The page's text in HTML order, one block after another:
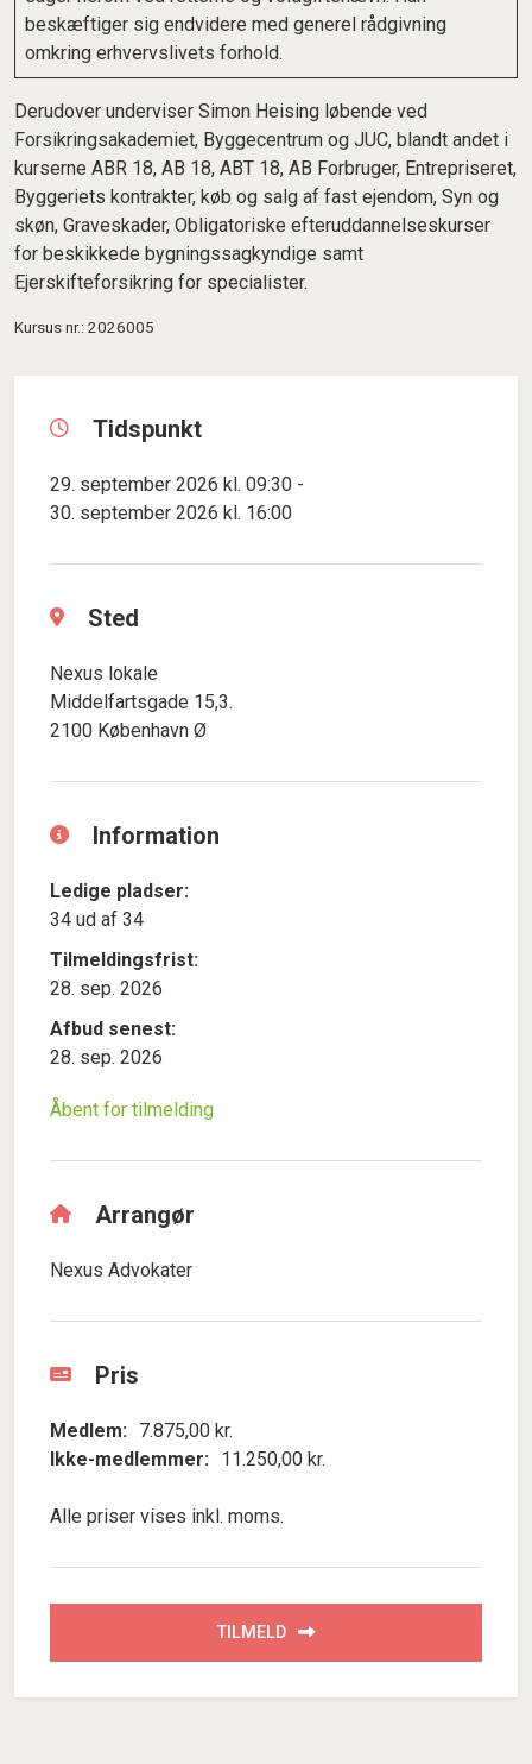
beskæftiger sig endvidere med generel rådgivning
omkring erhvervslivets forhold.
Derudover underviser Simon Heising løbende ved
Forsikringsakademiet, Byggecentrum og JUC, blandt andet i
kurserne ABR 18, AB 18, ABT 18, AB Forbruger, Entrepriseret,
Byggeriets kontrakter, køb og salg af fast ejendom, Syn og
skøn, Graveskader, Obligatoriske efteruddannelseskurser
for beskikkede bygningssagkyndige samt
Ejerskifteforsikring for specialister.
Kursus nr.: 2026005
Tidspunkt
29. september 2026 kl. 09:30 -
30. september 2026 kl. 16:00
Sted
Nexus lokale
Middelfartsgade 15,3.
2100 København Ø
Information
Ledige pladser:
34 ud af 34
Tilmeldingsfrist:
28. sep. 2026
Afbud senest:
28. sep. 2026
Åbent for tilmelding
Arrangør
Nexus Advokater
Pris
Medlem: 7.875,00 kr.
Ikke-medlemmer: 11.250,00 kr.
Alle priser vises inkl. moms.
TILMELD